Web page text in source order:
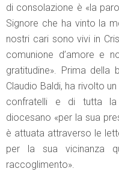
di consolazione è «la
Signore che ha vinto la
nostri cari sono vivi in
comunione d’amore e
gratitudine». Prima della
Claudio Baldi, ha rivolto
confratelli e di tutta la
diocesano «per la sua
è attuata attraverso le
per la sua vicinanza
raccoglimento».